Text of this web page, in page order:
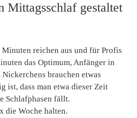
Mittagsschlaf gestaltet
reichen aus und für Profis
das Optimum, Anfänger in
brauchen etwas
ist, dass man etwa dieser Zeit
Schlafphasen fällt.
die Woche halten.